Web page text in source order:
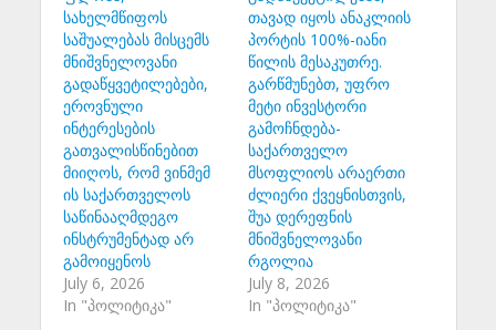
სახელმწიფოს
საშუალებას მისცემს
მნიშვნელოვანი
გადაწყვეტილებები,
ეროვნული
ინტერესების
გათვალისწინებით
მიიღოს, რომ ვინმემ
ის საქართველოს
საწინააღმდეგო
ინსტრუმენტად არ
გამოიყენოს
July 6, 2026
In "პოლიტიკა"
თავად იყოს ანაკლიის
პორტის 100%-იანი
წილის მესაკუთრე.
გარწმუნებთ, უფრო
მეტი ინვესტორი
გამოჩნდება-
საქართველო
მსოფლიოს არაერთი
ძლიერი ქვეყნისთვის,
შუა დერეფნის
მნიშვნელოვანი
რგოლია
July 8, 2026
In "პოლიტიკა"